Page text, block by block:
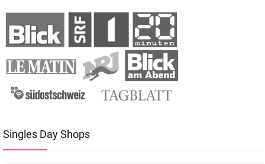
Singles Day Shops